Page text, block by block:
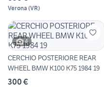
Verona (VR)
4
CERCHIO POSTERIORE REAR
WHEEL BMW K100 K75 1984 19
300 €